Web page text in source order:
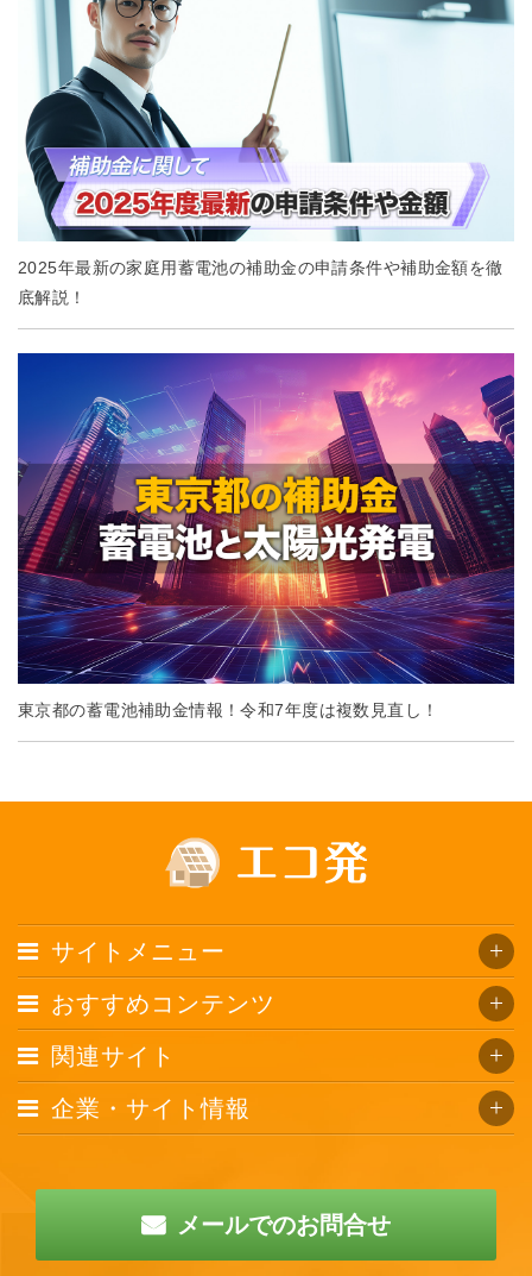
2025年最新の家庭用蓄電池の補助金の申請条件や補助金額を徹
底解説！
東京都の蓄電池補助金情報！令和7年度は複数見直し！
サイトメニュー
おすすめコンテンツ
関連サイト
企業・サイト情報
メールでのお問合せ